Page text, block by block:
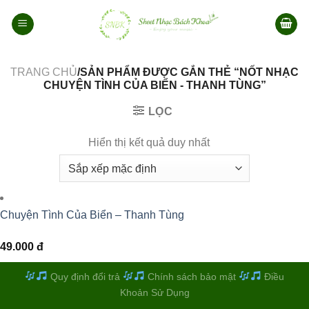
qua
TRANG CHỦ/SẢN PHẨM ĐƯỢC GẮN THẺ “NỐT NHẠC
CHUYỆN TÌNH CỦA BIỂN - THANH TÙNG”
LỌC
Hiển thị kết quả duy nhất
Chuyện Tình Của Biển – Thanh Tùng
49.000 đ
Quy định đổi trả Chính sách bảo mật
Điều
Khoản Sử Dụng